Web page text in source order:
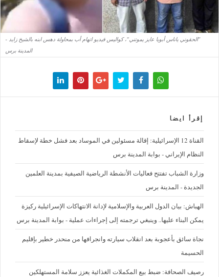
"الحقوني ياناس أبويا عايز يموتني"، كواليس فيديو اتهام أب بمحاولة دهس ابنه بالشيخ زايد -
المدينة برس
إقرأ ايضا
القناة 12 الإسرائيلية: إقالة مسئولين في الموساد بعد فشل خطة لإسقاط
النظام الإيراني - بوابة المدينة برس
وزارة الشباب تفتتح فعاليات الأنشطة الرياضية الصيفية بمدينة العلمين
الجديدة - المدينة برس
الهباش: بيان الدول العربية والإسلامية لإدانة الانتهاكات الإسرائيلية ركيزة
يمكن البناء عليها.. وينبغي ترجمته إلى إجراءات عملية - بوابة المدينة برس
نجاة سائق بأعجوبة بعد انقلاب سيارته وانجرافها من منحدر خطير بإقليم
الحسيمة
رصيف الصحافة: ضبط بيع المكملات الغذائية يعزز سلامة المستهلكين